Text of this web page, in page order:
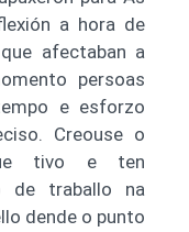
a hora de
afectaban a
persoas
e esforzo
Creouse o
tivo e ten
de traballo na
dende o punto